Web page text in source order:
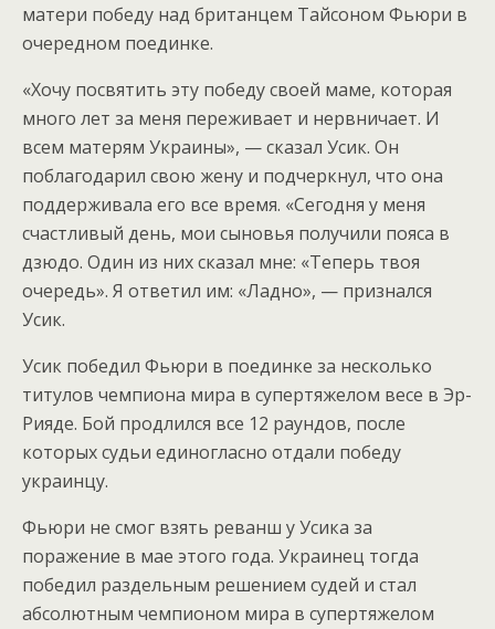
матери победу над британцем Тайсоном Фьюри в
очередном поединке.
«Хочу посвятить эту победу своей маме, которая
много лет за меня переживает и нервничает. И
всем матерям Украины», — сказал Усик. Он
поблагодарил свою жену и подчеркнул, что она
поддерживала его все время. «Сегодня у меня
счастливый день, мои сыновья получили пояса в
дзюдо. Один из них сказал мне: «Теперь твоя
очередь». Я ответил им: «Ладно», — признался
Усик.
Усик победил Фьюри в поединке за несколько
титулов чемпиона мира в супертяжелом весе в Эр-
Рияде. Бой продлился все 12 раундов, после
которых судьи единогласно отдали победу
украинцу.
Фьюри не смог взять реванш у Усика за
поражение в мае этого года. Украинец тогда
победил раздельным решением судей и стал
абсолютным чемпионом мира в супертяжелом